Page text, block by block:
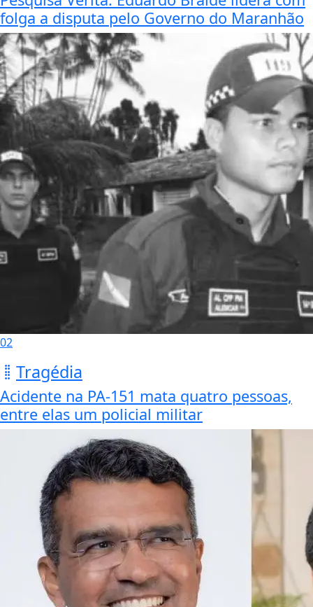
folga a disputa pelo Governo do Maranhão
02
Tragédia
Acidente na PA-151 mata quatro pessoas,
entre elas um policial militar